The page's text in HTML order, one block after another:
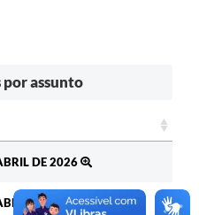
assunto
DE 2026
DE 2026